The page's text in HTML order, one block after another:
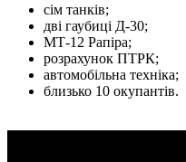
сім танків;
дві гаубиці Д-30;
МТ-12 Рапіра;
розрахунок ПТРК;
автомобільна техніка;
близько 10 окупантів.